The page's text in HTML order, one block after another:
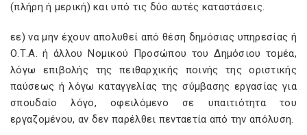
(πλήρη ή μερική) και υπό τις δύο αυτές καταστάσεις.
εε) να μην έχουν απολυθεί από θέση δημόσιας υπηρεσίας ή
Ο.Τ.Α. ή άλλου Νομικού Προσώπου του Δημόσιου τομέα,
λόγω επιβολής της πειθαρχικής ποινής της οριστικής
παύσεως ή λόγω καταγγελίας της σύμβασης εργασίας για
σπουδαίο λόγο, οφειλόμενο σε υπαιτιότητα του
εργαζομένου, αν δεν παρέλθει πενταετία από την απόλυση.